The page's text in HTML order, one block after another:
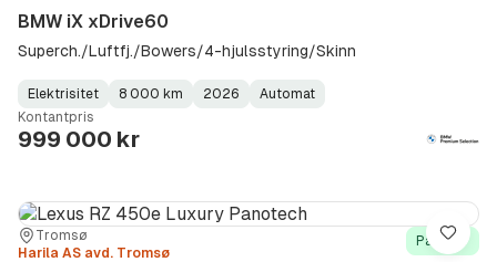
BMW iX xDrive60
Superch./Luftfj./Bowers/4-hjulsstyring/Skinn
Fuel
Type:
Elektrisitet
Kilometerstand:
8 000 km
Model
Year:
2026
Gearbox
Type:
Automat
Kontantpris
999 000 kr
Sted:Tromsø
Forhandler:
Harila AS avd. Tromsø
På lager
Lagre